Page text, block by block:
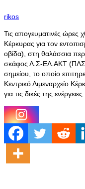
rikos
Τις απογευματινές ώρες
Κέρκυρας για τον
οβίδα), στη θαλάσσια
σκάφος Λ.Σ-ΕΛ.ΑΚΤ
σημείου, το οποίο
Κεντρικό Λιμεναρχείο
για τις δικές της ενέργειες.